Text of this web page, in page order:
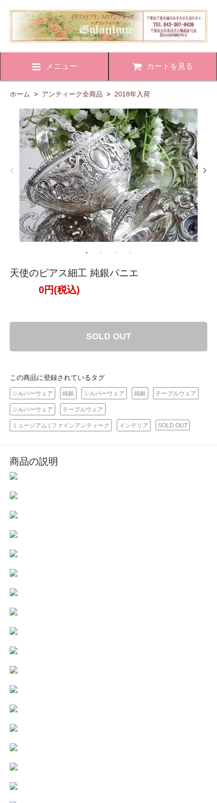
メニュー カートを見る
ホーム > アンティーク全商品 > 2018年入荷
天使のピアス細工 純銀パニエ
0円(税込)
SOLD OUT
この商品に登録されているタグ
シルバーウェア 純銀 シルバーウェア 純銀 テーブルウェア
シルバーウェア テーブルウェア
ミュージアム | ファインアンティーク インテリア SOLD OUT
商品の説明